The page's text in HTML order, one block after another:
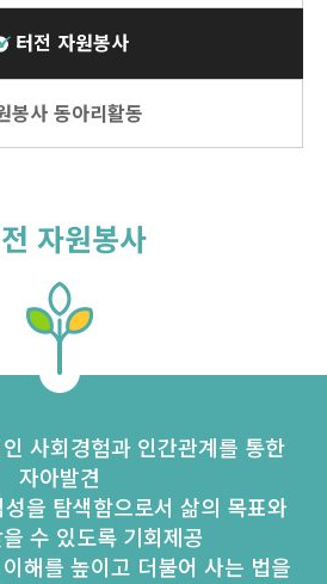
터전 자원봉사
봉사 동아리활동
자원봉사
인 사회경험과 인간관계를 통한
자아발견
성을 탐색함으로서 삶의 목표와
수 있도록 기회제공
이해를 높이고 더불어 사는 법을